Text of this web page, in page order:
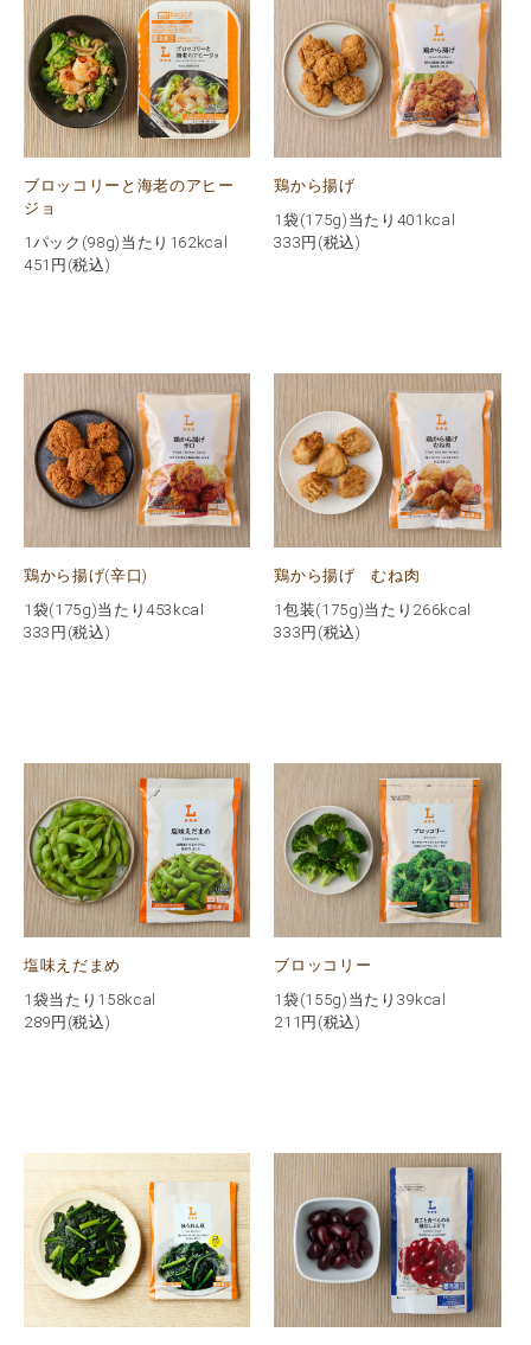
ブロッコリーと海老のアヒー
ジョ
1パック(98g)当たり162kcal
451 円(税込)
鶏から揚げ
1袋(175g)当たり401kcal
333 円(税込)
鶏から揚げ(辛口)
1袋(175g)当たり453kcal
333 円(税込)
鶏から揚げ むね肉
1包装(175g)当たり266kcal
333 円(税込)
塩味えだまめ
1袋当たり158kcal
289 円(税込)
ブロッコリー
1袋(155g)当たり39kcal
211 円(税込)